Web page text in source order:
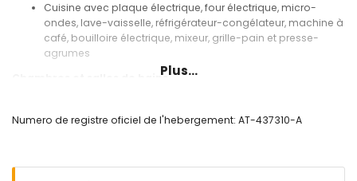
Cuisine avec plaque électrique, four électrique, micro-
ondes, lave-vaisselle, réfrigérateur-congélateur, machine à
café, bouilloire électrique, mixeur, grille-pain et presse-
agrumes
Chambres et salles de bains
ventilateur
Plus...
Numero de registre oficiel de l'hebergement: AT-437310-A